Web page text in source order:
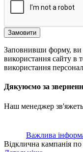
Замовити
Заповнивши форму, ви
використання сайту в
використання
Дякуюємо за
Наш менеджер
Важлива
Відклична кампанія